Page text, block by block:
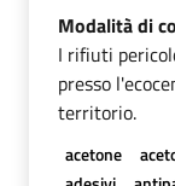
Modalità di
I rifiuti
presso
territorio.
acetone